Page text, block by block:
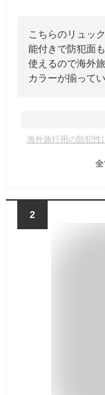
こちらのリュッ
能付きで防犯面
使えるので海外
カラーが揃ってい
海外旅行用の防犯性
全
2